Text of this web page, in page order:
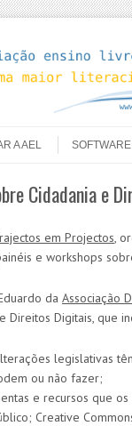
A AEL
Cidadania e
em Projectos,
e workshops
da Associação
Direitos Digitais, que
legislativas
ou não fazer;
e recursos que
Creative